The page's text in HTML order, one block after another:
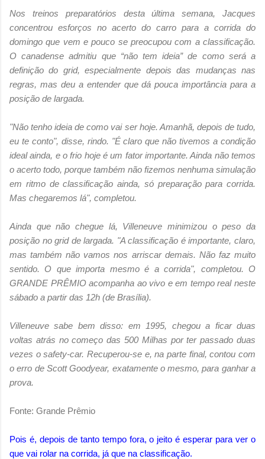
Nos treinos preparatórios desta última semana, Jacques
concentrou esforços no acerto do carro para a corrida do
domingo que vem e pouco se preocupou com a classificação.
O canadense admitiu que “não tem ideia” de como será a
definição do grid, especialmente depois das mudanças nas
regras, mas deu a entender que dá pouca importância para a
posição de largada.
"Não tenho ideia de como vai ser hoje. Amanhã, depois de tudo,
eu te conto", disse, rindo. "É claro que não tivemos a condição
ideal ainda, e o frio hoje é um fator importante. Ainda não temos
o acerto todo, porque também não fizemos nenhuma simulação
em ritmo de classificação ainda, só preparação para corrida.
Mas chegaremos lá", completou.
Ainda que não chegue lá, Villeneuve minimizou o peso da
posição no grid de largada. "A classificação é importante, claro,
mas também não vamos nos arriscar demais. Não faz muito
sentido. O que importa mesmo é a corrida", completou. O
GRANDE PRÊMIO acompanha ao vivo e em tempo real neste
sábado a partir das 12h (de Brasília).
Villeneuve sabe bem disso: em 1995, chegou a ficar duas
voltas atrás no começo das 500 Milhas por ter passado duas
vezes o safety-car. Recuperou-se e, na parte final, contou com
o erro de Scott Goodyear, exatamente o mesmo, para ganhar a
prova.
Fonte: Grande Prêmio
Pois é, depois de tanto tempo fora, o jeito é esperar para ver o
que vai rolar na corrida, já que na classificação.